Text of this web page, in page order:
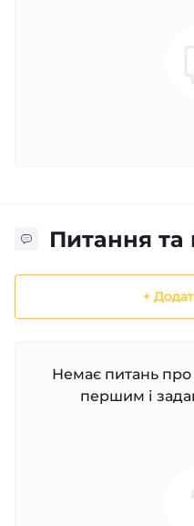
Питання та
+
Немає питань про
першим і